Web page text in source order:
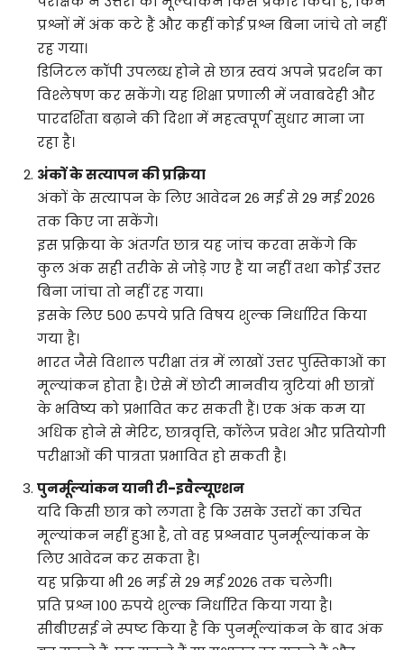
प्रश्नों में अंक कटे हैं और कहीं कोई प्रश्न बिना जांचे तो नहीं
रह गया।
डिजिटल कॉपी उपलब्ध होने से छात्र स्वयं अपने प्रदर्शन का
विश्लेषण कर सकेंगे। यह शिक्षा प्रणाली में जवाबदेही और
पारदर्शिता बढ़ाने की दिशा में महत्वपूर्ण सुधार माना जा
रहा है।
अंकों के सत्यापन की प्रक्रिया
अंकों के सत्यापन के लिए आवेदन 26 मई से 29 मई 2026
तक किए जा सकेंगे।
इस प्रक्रिया के अंतर्गत छात्र यह जांच करवा सकेंगे कि
कुल अंक सही तरीके से जोड़े गए हैं या नहीं तथा कोई उत्तर
बिना जांचा तो नहीं रह गया।
इसके लिए 500 रुपये प्रति विषय शुल्क निर्धारित किया
गया है।
भारत जैसे विशाल परीक्षा तंत्र में लाखों उत्तर पुस्तिकाओं का
मूल्यांकन होता है। ऐसे में छोटी मानवीय त्रुटियां भी छात्रों
के भविष्य को प्रभावित कर सकती हैं। एक अंक कम या
अधिक होने से मेरिट, छात्रवृत्ति, कॉलेज प्रवेश और प्रतियोगी
परीक्षाओं की पात्रता प्रभावित हो सकती है।
पुनर्मूल्यांकन यानी री-इवैल्यूएशन
यदि किसी छात्र को लगता है कि उसके उत्तरों का उचित
मूल्यांकन नहीं हुआ है, तो वह प्रश्नवार पुनर्मूल्यांकन के
लिए आवेदन कर सकता है।
यह प्रक्रिया भी 26 मई से 29 मई 2026 तक चलेगी।
प्रति प्रश्न 100 रुपये शुल्क निर्धारित किया गया है।
सीबीएसई ने स्पष्ट किया है कि पुनर्मूल्यांकन के बाद अंक